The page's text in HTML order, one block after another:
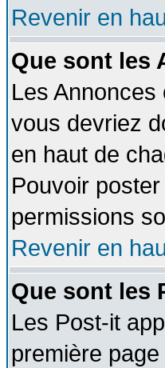
Revenir en
Que sont les
Les
vous devriez
en haut de
Pouvoir
permissions
Revenir en
Que sont les
Les Post-it
première